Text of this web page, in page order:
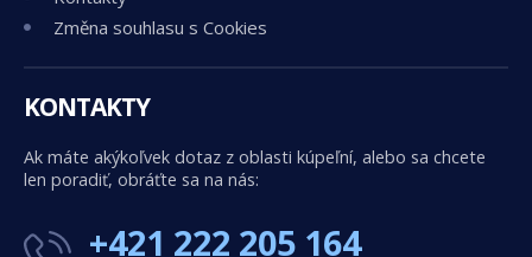
Změna souhlasu s Cookies
KONTAKTY
Ak máte akýkoľvek dotaz z oblasti kúpeľní, alebo sa chcete
len poradiť, obráťte sa na nás:
+421 222 205 164